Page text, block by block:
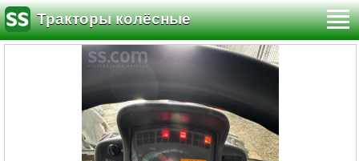
Тракторы колёсные